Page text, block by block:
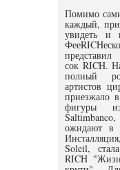
Помимо
каждый,
увидеть и
сок RICH.
полный
артистов
приезжало
фигуры
ожидают в
Soleil,
RICH